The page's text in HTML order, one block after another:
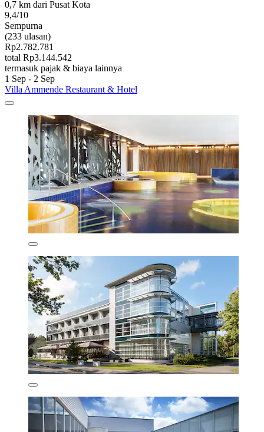
0,7 km dari Pusat Kota
9,4/10
Sempurna
(233 ulasan)
Rp2.782.781
total Rp3.144.542
termasuk pajak & biaya lainnya
1 Sep - 2 Sep
Villa Ammende Restaurant & Hotel